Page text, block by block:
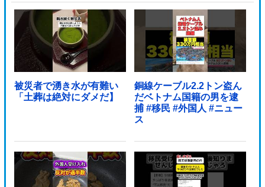
被災者で湧き水が有難い
「土葬は絶対にダメだ】
銅線ケーブル2.2トン盗ん
だベトナム国籍の男を逮
捕 #移民 #外国人 #ニュー
ス